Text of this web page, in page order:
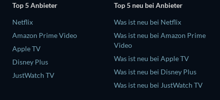
Top 5 Anbieter
Netflix
Amazon Prime Video
Apple TV
Disney Plus
JustWatch TV
Top 5 neu bei Anbieter
Was ist neu bei Netflix
Was ist neu bei Amazon Prime
Video
Was ist neu bei Apple TV
Was ist neu bei Disney Plus
Was ist neu bei JustWatch TV